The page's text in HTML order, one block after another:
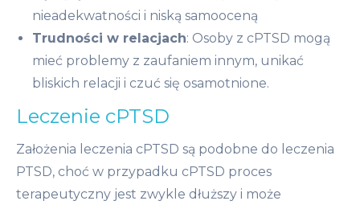
nieadekwatności i niską samooceną
Trudności w relacjach: Osoby z cPTSD mogą
mieć problemy z zaufaniem innym, unikać
bliskich relacji i czuć się osamotnione.
Leczenie cPTSD
Założenia leczenia cPTSD są podobne do leczenia
PTSD, choć w przypadku cPTSD proces
terapeutyczny jest zwykle dłuższy i może